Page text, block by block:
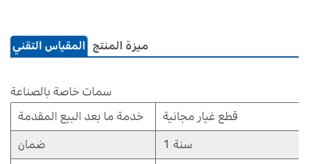
المقياس التقني ميزة المنتج
سمات خاصة بالصناعة
خدمة ما بعد البيع المقدمة
قطع غيار مجانية
ضمان
1 سنة